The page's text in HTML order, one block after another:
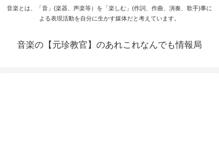
音楽とは、「音」(楽器、声楽等）を「楽しむ」(作詞、作曲、演奏、歌手)事に
よる表現活動を自分に生かす媒体だと考えています。
音楽の【元珍教官】のあれこれなんでも情報局